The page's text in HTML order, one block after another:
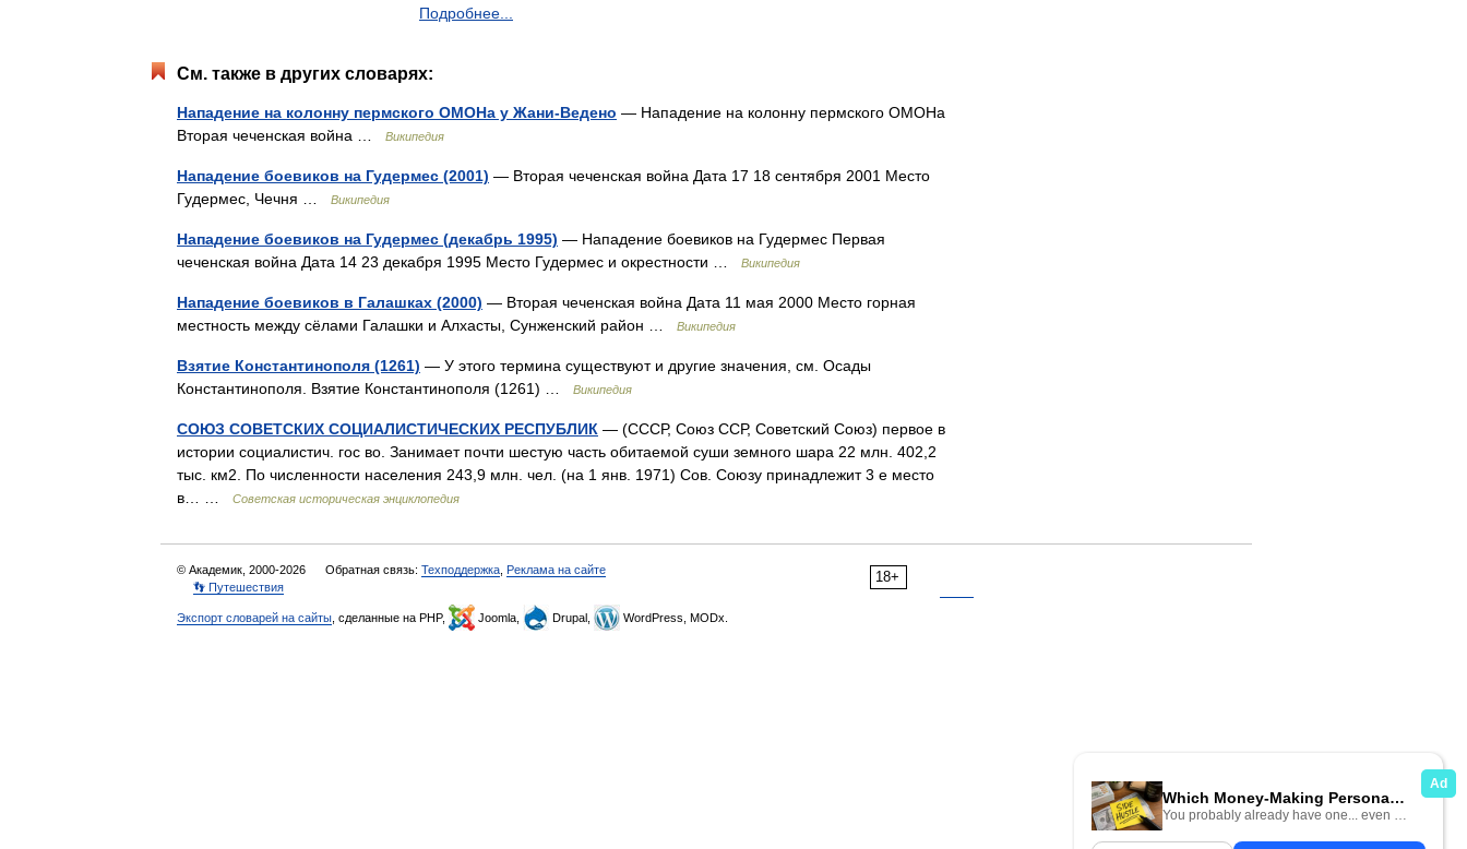
Подробнее...
См. также в других словарях:
Нападение на колонну пермского ОМОНа у Жани-Ведено — Нападение на колонну пермского ОМОНа
Вторая чеченская война …
Википедия
Нападение боевиков на Гудермес (2001) — Вторая чеченская война Дата 17 18 сентября 2001 Место
Гудермес, Чечня …
Википедия
Нападение боевиков на Гудермес (декабрь 1995) — Нападение боевиков на Гудермес Первая
чеченская война Дата 14 23 декабря 1995 Место Гудермес и окрестности …
Википедия
Нападение боевиков в Галашках (2000) — Вторая чеченская война Дата 11 мая 2000 Место горная
местность между сёлами Галашки и Алхасты, Сунженский район …
Википедия
Взятие Константинополя (1261) — У этого термина существуют и другие значения, см. Осады
Константинополя. Взятие Константинополя (1261) …
Википедия
СОЮЗ СОВЕТСКИХ СОЦИАЛИСТИЧЕСКИХ РЕСПУБЛИК — (СССР, Союз ССР, Советский Союз) первое в
истории социалистич. гос во. Занимает почти шестую часть обитаемой суши земного шара 22 млн. 402,2
тыс. км2. По численности населения 243,9 млн. чел. (на 1 янв. 1971) Сов. Союзу принадлежит 3 е место
в… …
Советская историческая энциклопедия
18+
© Академик, 2000-2026 Обратная связь: Техподдержка Реклама на сайте
👣 Путешествия
Экспорт словарей на сайты , сделанные на PHP, Joomla, Drupal, WordPress, MODx.